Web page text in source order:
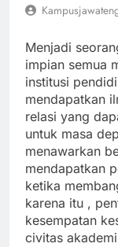
Menjadi
impian semua
institusi
mendapatkan
relasi yang
untuk masa
menawarkan
mendapatkan
ketika
karena itu ,
kesempatan
civitas